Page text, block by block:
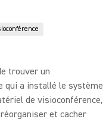
trouver un
qui a installé le système
de visioconférence,
et cacher